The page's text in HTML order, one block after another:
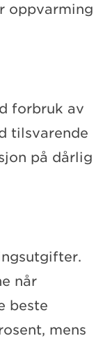
oppvarming
forbruk av
tilsvarende
på dårlig
når
beste
mens